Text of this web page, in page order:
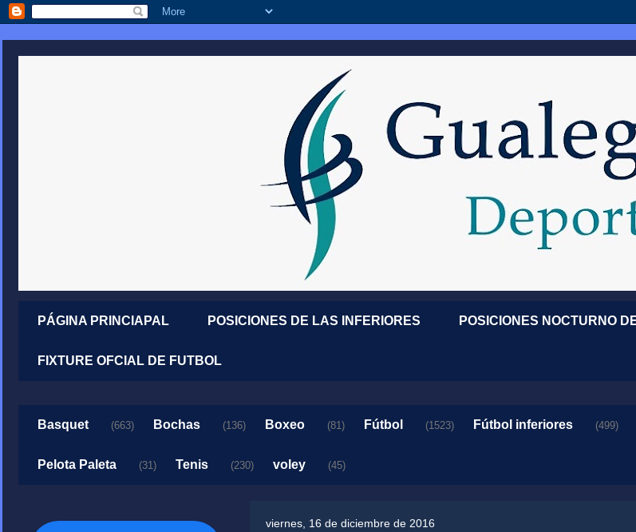
PÁGINA PRINCIAPAL POSICIONES DE LAS INFERIORES POSICIONES NOCTURNO
FIXTURE OFCIAL DE FUTBOL
Basquet (663) Bochas (136) Boxeo (81) Fútbol (1523) Fútbol inferiores (499)
Pelota Paleta (31) Tenis (230) voley (45)
viernes, 16 de diciembre de 2016